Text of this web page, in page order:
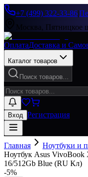
+7 (499) 322-33-86|
Москва, Пятницкое
ОплатаДоставка и
Каталог товаров
Поиск товаров...
Вход Регистрация
Главная Ноутбуки и
Ноутбук Asus
16/512Gb Blue (RU Кл)
-5%